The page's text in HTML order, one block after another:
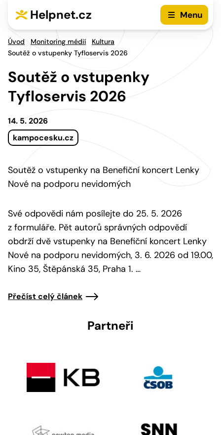
Helpnet.cz Menu
Úvod Monitoring médií
Kultura
Soutěž o vstupenky Tyfloservis 2026
Soutěž o vstupenky
Tyfloservis 2026
14. 5. 2026
kampocesku.cz
Soutěž o vstupenky na Benefiční koncert Lenky
Nové na podporu nevidomých
Své odpovědi nám posílejte do 25. 5. 2026
z formuláře. Pět autorů správných odpovědí
obdrží dvě vstupenky na Benefiční koncert Lenky
Nové na podporu nevidomých, 3. 6. 2026 od 19.00,
Kino 35, Štěpánská 35, Praha 1. …
Přečíst celý článek
Partneři